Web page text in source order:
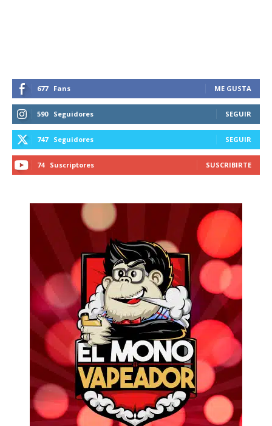
677 Fans ME GUSTA
590 Seguidores SEGUIR
747 Seguidores SEGUIR
74 Suscriptores SUSCRIBIRTE